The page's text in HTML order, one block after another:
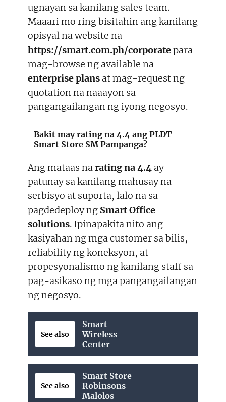
ugnayan sa kanilang sales team.
Maaari mo ring bisitahin ang kanilang
opisyal na website na
https://smart.com.ph/corporatepara
mag-browse ng available na
enterprise plans at mag-request ng
quotation na naaayon sa
pangangailangan ng iyong negosyo.
Bakit may rating na 4.4 ang PLDT
Smart Store SM Pampanga?
Ang mataas narating na 4.4 ay
patunay sa kanilang mahusay na
serbisyo at suporta, lalo na sa
pagdedeploy ng Smart Office
solutions. Ipinapakita nito ang
kasiyahan ng mga customer sa bilis,
reliability ng koneksyon, at
propesyonalismo ng kanilang staff sa
pag-asikaso ng mga pangangailangan
ng negosyo.
See also
Smart
Wireless
Center
See also
Smart Store
Robinsons
Malolos